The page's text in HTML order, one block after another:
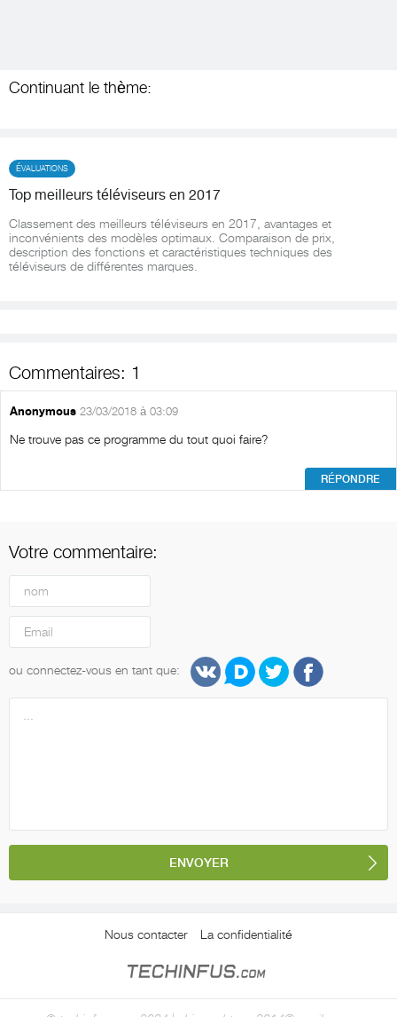
Continuant le thème:
ÉVALUATIONS
Top meilleurs téléviseurs en 2017
Classement des meilleurs téléviseurs en 2017, avantages et
inconvénients des modèles optimaux. Comparaison de prix,
description des fonctions et caractéristiques techniques des
téléviseurs de différentes marques.
Commentaires: 1
Anonymous 23/03/2018 à 03:09
Ne trouve pas ce programme du tout quoi faire?
RÉPONDRE
Votre commentaire:
ou connectez-vous en tant que:
Nous contacter La confidentialité